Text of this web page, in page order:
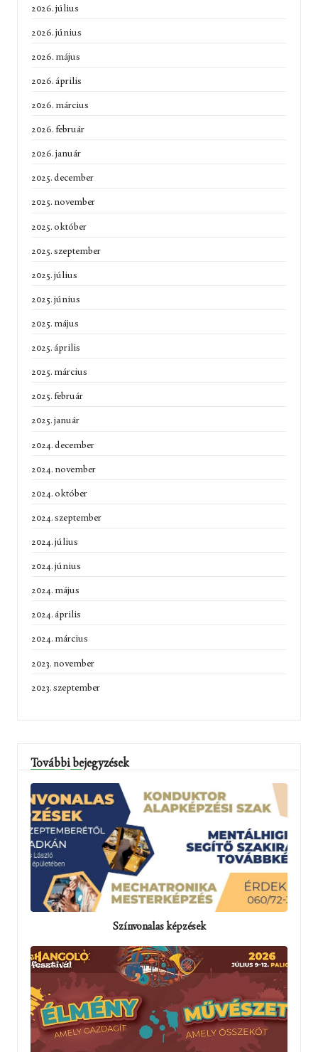
2026. július
2026. június
2026. május
2026. április
2026. március
2026. február
2026. január
2025. december
2025. november
2025. október
2025. szeptember
2025. július
2025. június
2025. május
2025. április
2025. március
2025. február
2025. január
2024. december
2024. november
2024. október
2024. szeptember
2024. július
2024. június
2024. május
2024. április
2024. március
2023. november
2023. szeptember
További bejegyzések
Színvonalas képzések